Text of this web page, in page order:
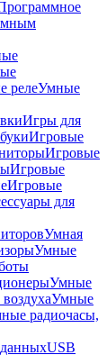
релеУмные
Игры для
Игровые
Игровые
Игровые
Игровые
для
Умная
Умные
Умные
Умные
радиочасы,
USB